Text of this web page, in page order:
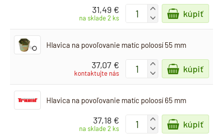
31,49 €
na sklade 2 ks
+
-
kúpiť
Hlavica na povoľovanie matíc poloosí 55 mm
37,07 €
kontaktujte nás
+
-
kúpiť
Hlavica na povoľovanie matíc poloosí 65 mm
37,18 €
na sklade 2 ks
+
-
kúpiť